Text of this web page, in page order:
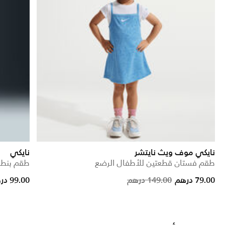
نايكي موف ويث نايتشر
طقم فستان قطعتين للأطفال الرضع
Price reduced
149.00 درهم to 79.00 درهم
نايكي
طقم
99.00 درهم